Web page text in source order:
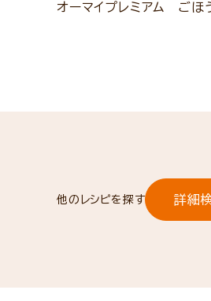
オーマイプレミアム ごほ
他のレシピを探す 詳細